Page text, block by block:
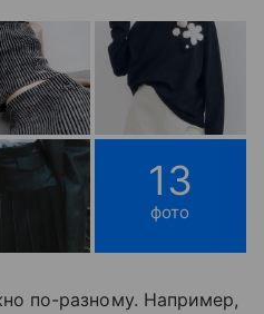
13
фото
по-разному. Например,